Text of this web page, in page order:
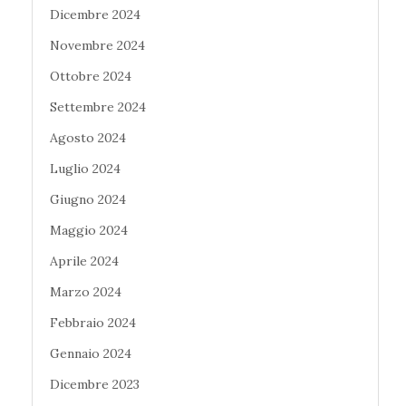
Dicembre 2024
Novembre 2024
Ottobre 2024
Settembre 2024
Agosto 2024
Luglio 2024
Giugno 2024
Maggio 2024
Aprile 2024
Marzo 2024
Febbraio 2024
Gennaio 2024
Dicembre 2023